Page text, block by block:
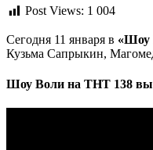
Post Views: 1 004
Сегодня 11 января в «Шоу
Кузьма Сапрыкин,
Шоу Воли на ТНТ 138